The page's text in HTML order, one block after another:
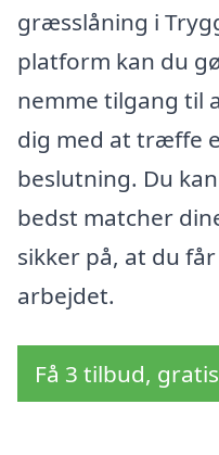
græsslåning i
platform kan du
nemme tilgang til
dig med at træffe
beslutning. Du
bedst matcher
sikker på, at du
arbejdet.
Få 3 tilbud,